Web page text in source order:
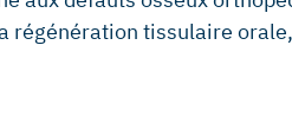
tissulaire